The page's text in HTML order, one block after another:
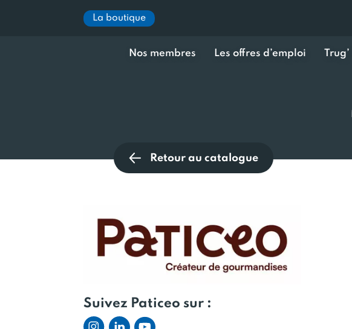
La boutique
Nos membres Les offres d’emploi Trug’
Retour au catalogue
Suivez Paticeo sur :